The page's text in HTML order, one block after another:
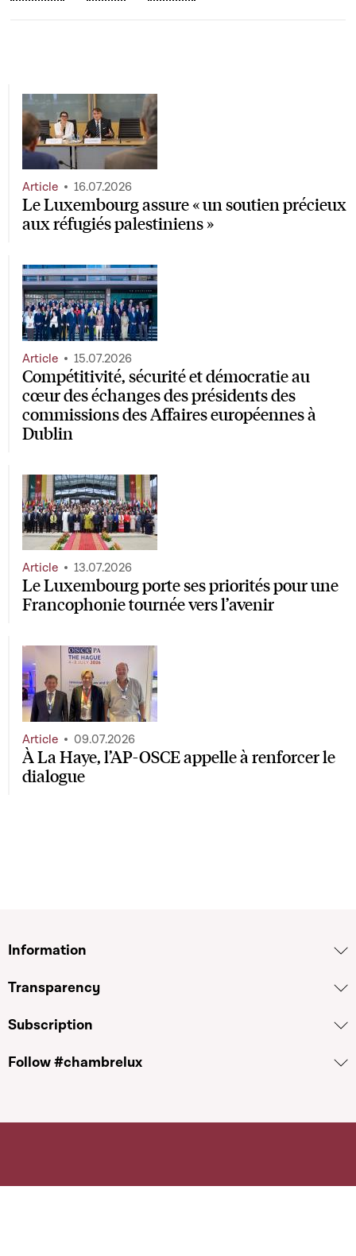
Le Luxembourg assure « un soutien précieux
aux réfugiés palestiniens »
Article 16.07.2026
Compétitivité, sécurité et démocratie au
cœur des échanges des présidents des
commissions des Affaires européennes à
Dublin
Article 15.07.2026
Le Luxembourg porte ses priorités pour une
Francophonie tournée vers l’avenir
Article 13.07.2026
À La Haye, l’AP-OSCE appelle à renforcer le
dialogue
Article 09.07.2026
Information
Transparency
Subscription
Follow #chambrelux